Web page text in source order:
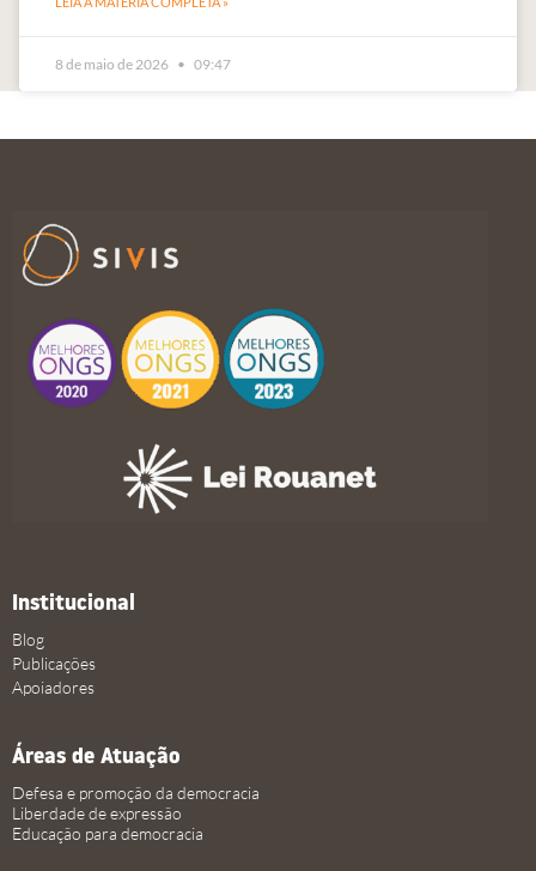
8 de maio de 2026 09:47
Institucional
Blog
Publicações
Apoiadores
Áreas de Atuação
Defesa e promoção da democracia
Liberdade de expressão
Educação para democracia